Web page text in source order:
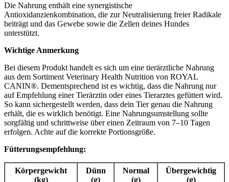
Die Nahrung enthält eine synergistische
Antioxidanzienkombination, die zur Neutralisierung freier Radikale
beiträgt und das Gewebe sowie die Zellen deines Hundes
unterstützt.
Wichtige Anmerkung
Bei diesem Produkt handelt es sich um eine tierärztliche Nahrung
aus dem Sortiment Veterinary Health Nutrition von ROYAL
CANIN®. Dementsprechend ist es wichtig, dass die Nahrung nur
auf Empfehlung einer Tierärztin oder eines Tierarztes gefüttert wird.
So kann sichergestellt werden, dass dein Tier genau die Nahrung
erhält, die es wirklich benötigt. Eine Nahrungsumstellung sollte
sorgfältig und schrittweise über einen Zeitraum von 7–10 Tagen
erfolgen. Achte auf die korrekte Portionsgröße.
Fütterungsempfehlung:
Körpergewicht
(kg)
Dünn
(g)
Normal
(g)
Übergewichtig
(g)